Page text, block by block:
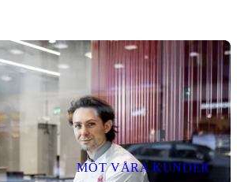
MÖT VÅRA KUNDER